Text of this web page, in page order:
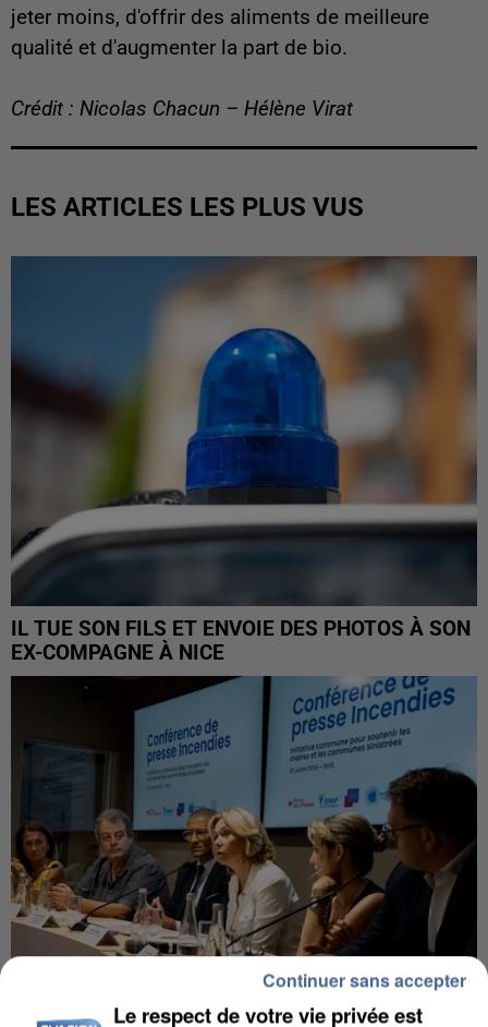
jeter moins, d'offrir des aliments de meilleure
qualité et d'augmenter la part de bio.
Crédit : Nicolas Chacun – Hélène Virat
LES ARTICLES LES PLUS VUS
IL TUE SON FILS ET ENVOIE DES PHOTOS À SON
EX-COMPAGNE À NICE
Le respect de votre vie privée est
Continuer sans accepter